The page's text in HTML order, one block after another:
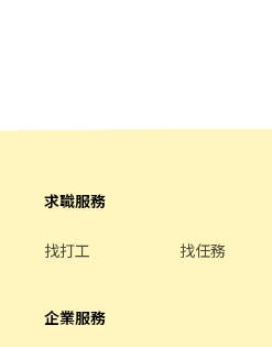
求職服務
找打工 找任務
企業服務